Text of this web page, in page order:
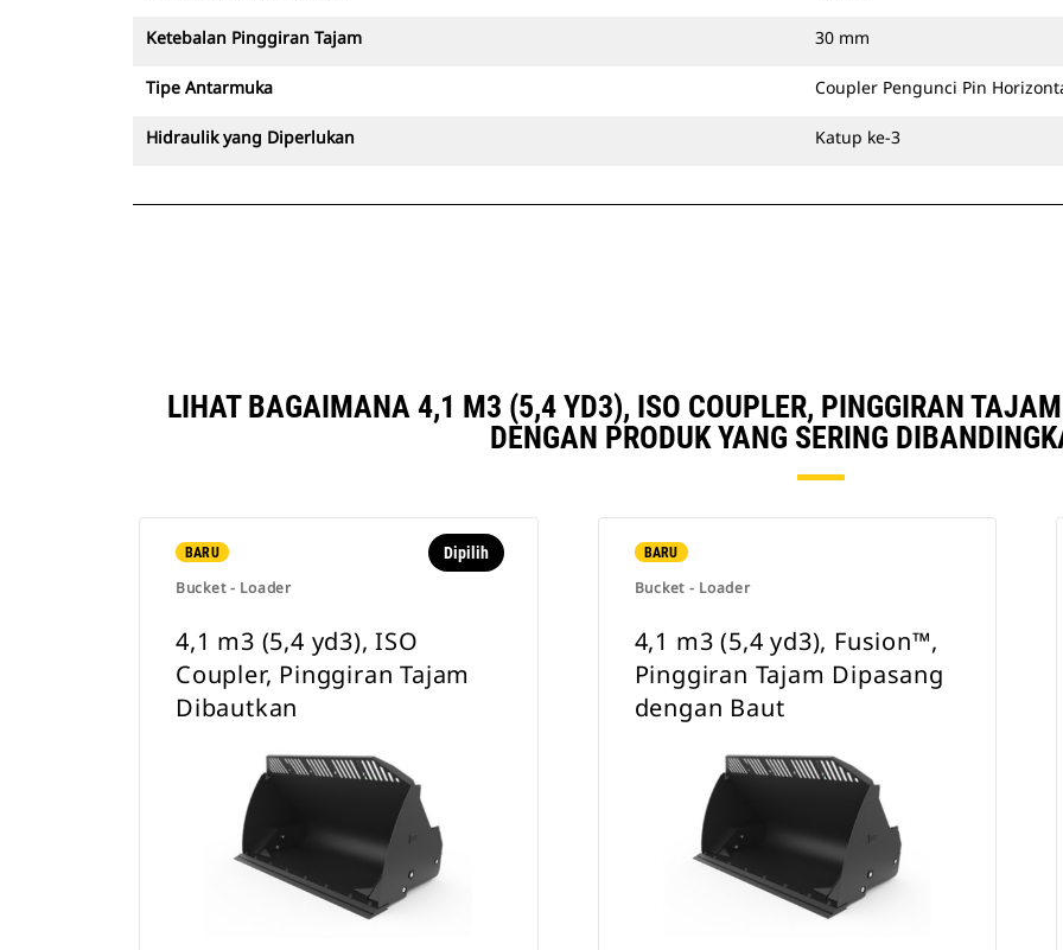
Ketebalan Pinggiran Tajam 30 mm
Tipe Antarmuka Coupler Pengunci Pin
Hidraulik yang Diperlukan Katup ke-3
LIHAT BAGAIMANA 4,1 M3 (5,4 YD3), ISO COUPLER, PINGGIRAN
DENGAN PRODUK YANG SERING
BARU
Bucket - Loader
Dipilih
4,1 m3 (5,4 yd3), ISO
Coupler, Pinggiran Tajam
Dibautkan
BARU
Bucket - Loader
4,1 m3 (5,4 yd3), Fusion™,
Pinggiran Tajam Dipasang
dengan Baut